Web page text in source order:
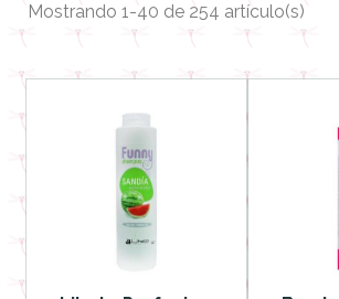
Mostrando 1-40 de 254 artículo(s)